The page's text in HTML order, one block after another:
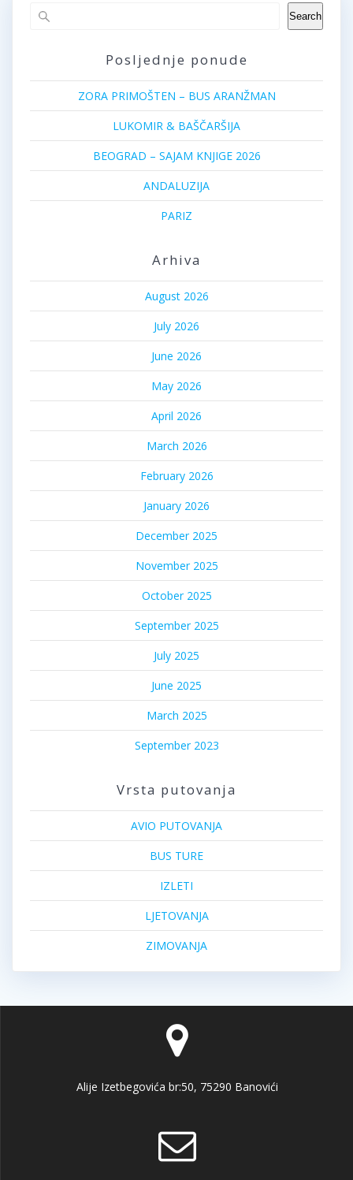
Search
Posljednje ponude
ZORA PRIMOŠTEN – BUS ARANŽMAN
LUKOMIR & BAŠČARŠIJA
BEOGRAD – SAJAM KNJIGE 2026
ANDALUZIJA
PARIZ
Arhiva
August 2026
July 2026
June 2026
May 2026
April 2026
March 2026
February 2026
January 2026
December 2025
November 2025
October 2025
September 2025
July 2025
June 2025
March 2025
September 2023
Vrsta putovanja
AVIO PUTOVANJA
BUS TURE
IZLETI
LJETOVANJA
ZIMOVANJA
Alije Izetbegovića br:50, 75290 Banovići